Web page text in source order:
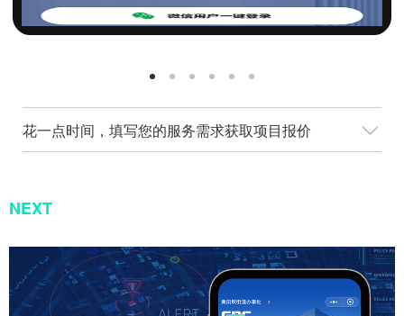
花一点时间，填写您的服务需求获取项目报价
NEXT